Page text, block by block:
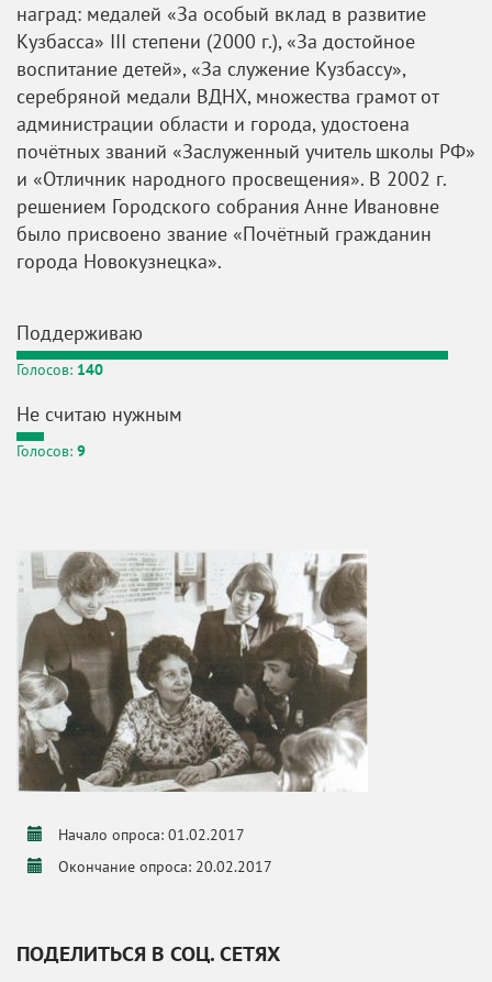
наград: медалей «За особый вклад в развитие
Кузбасса» III степени (2000 г.), «За достойное
воспитание детей», «За служение Кузбассу»,
серебряной медали ВДНХ, множества грамот от
администрации области и города, удостоена
почётных званий «Заслуженный учитель школы РФ»
и «Отличник народного просвещения». В 2002 г.
решением Городского собрания Анне Ивановне
было присвоено звание «Почётный гражданин
города Новокузнецка».
Поддерживаю
Голосов: 140
Не считаю нужным
Голосов: 9
Начало опроса: 01.02.2017
Окончание опроса: 20.02.2017
ПОДЕЛИТЬСЯ В СОЦ. СЕТЯХ